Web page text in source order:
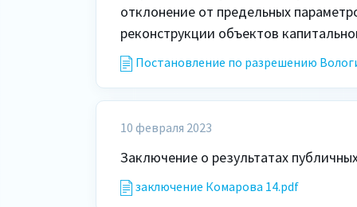
отклонение от предельных
реконструкции объектов
Постановление по разрешению
10 февраля 2023
Заключение о результатах
заключение Комарова 14.pdf